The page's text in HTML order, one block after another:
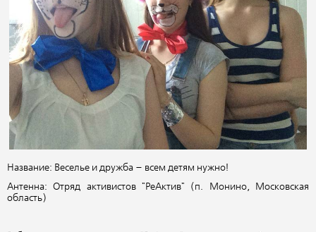
Название: Веселье и дружба – всем детям нужно!
Антенна: Отряд активистов "РеАктив" (п. Монино, Московская
область)